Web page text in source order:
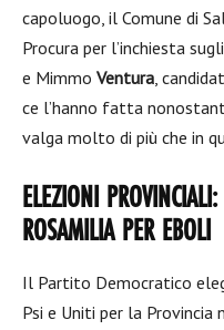
capoluogo, il Comune di
Procura per l’inchiesta
e Mimmo Ventura,
ce l’hanno fatta
valga molto di più che in
ELEZIONI
ROSAMILIA PER EBOLI
Il Partito Democratico
Psi e Uniti per la Provincia